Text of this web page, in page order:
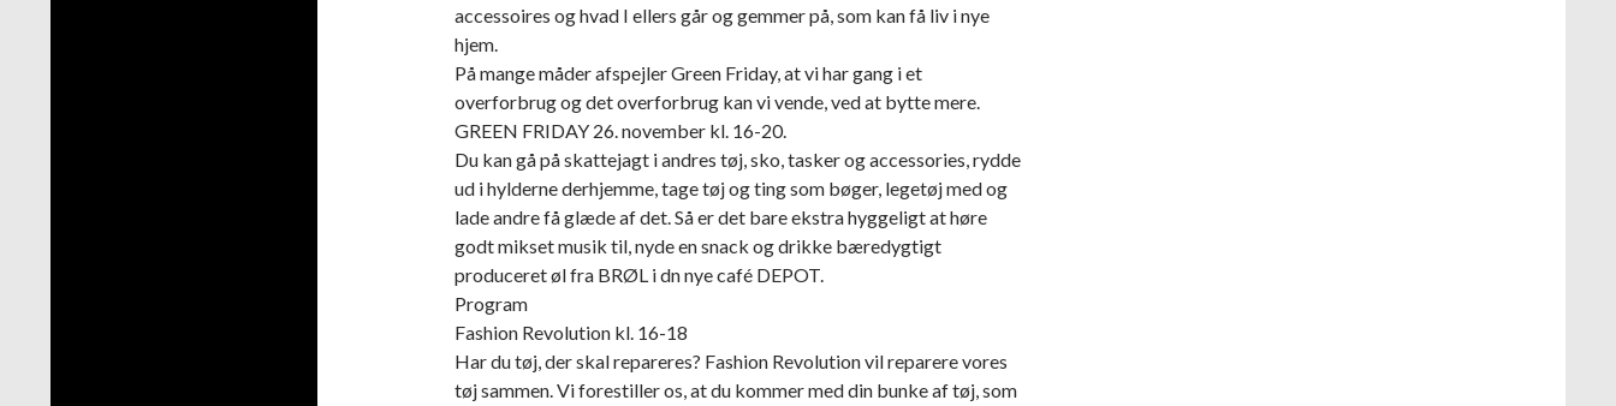
accessoires og hvad I ellers går og gemmer på, som kan få liv i nye
hjem.
På mange måder afspejler Green Friday, at vi har gang i et
overforbrug og det overforbrug kan vi vende, ved at bytte mere.
GREEN FRIDAY 26. november kl. 16-20.
Du kan gå på skattejagt i andres tøj, sko, tasker og accessories, rydde
ud i hylderne derhjemme, tage tøj og ting som bøger, legetøj med og
lade andre få glæde af det. Så er det bare ekstra hyggeligt at høre
godt mikset musik til, nyde en snack og drikke bæredygtigt
produceret øl fra BRØL i dn nye café DEPOT.
Program
Fashion Revolution kl. 16-18
Har du tøj, der skal repareres? Fashion Revolution vil reparere vores
tøj sammen. Vi forestiller os, at du kommer med din bunke af tøj, som